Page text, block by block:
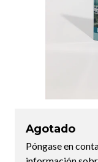
Agotado
Póngase en